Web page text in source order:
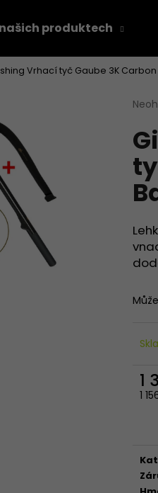
produktech
Vrhací tyč Gaube 3K
je
0,0
z
5
1
1